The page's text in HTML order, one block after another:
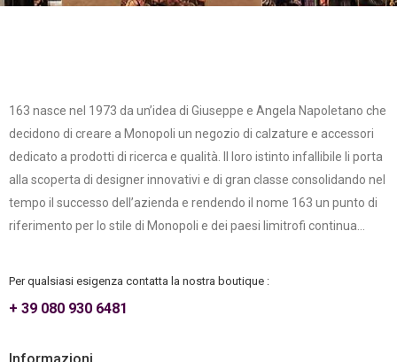
163 nasce nel 1973 da un’idea di Giuseppe e Angela Napoletano che
decidono di creare a Monopoli un negozio di calzature e accessori
dedicato a prodotti di ricerca e qualità. Il loro istinto infallibile li porta
alla scoperta di designer innovativi e di gran classe consolidando nel
tempo il successo dell’azienda e rendendo il nome 163 un punto di
riferimento per lo stile di Monopoli e dei paesi limitrofi continua...
Per qualsiasi esigenza contatta la nostra boutique :
+ 39 080 930 6481